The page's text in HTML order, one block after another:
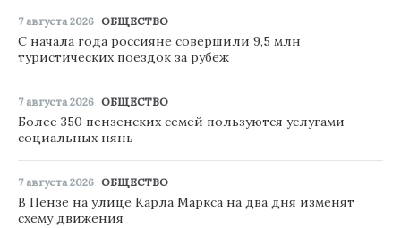
7 августа 2026 ОБЩЕСТВО
С начала года россияне совершили 9,5 млн
туристических поездок за рубеж
7 августа 2026 ОБЩЕСТВО
Более 350 пензенских семей пользуются услугами
социальных нянь
7 августа 2026 ОБЩЕСТВО
В Пензе на улице Карла Маркса на два дня изменят
схему движения